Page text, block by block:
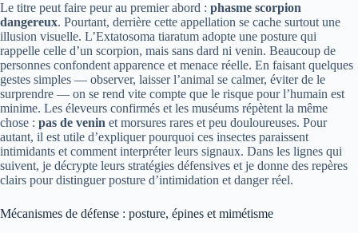
Le titre peut faire peur au premier abord : phasme scorpion
dangereux. Pourtant, derrière cette appellation se cache surtout une
illusion visuelle. L’Extatosoma tiaratum adopte une posture qui
rappelle celle d’un scorpion, mais sans dard ni venin. Beaucoup de
personnes confondent apparence et menace réelle. En faisant quelques
gestes simples — observer, laisser l’animal se calmer, éviter de le
surprendre — on se rend vite compte que le risque pour l’humain est
minime. Les éleveurs confirmés et les muséums répètent la même
chose : pas de venin et morsures rares et peu douloureuses. Pour
autant, il est utile d’expliquer pourquoi ces insectes paraissent
intimidants et comment interpréter leurs signaux. Dans les lignes qui
suivent, je décrypte leurs stratégies défensives et je donne des repères
clairs pour distinguer posture d’intimidation et danger réel.
Mécanismes de défense : posture, épines et mimétisme